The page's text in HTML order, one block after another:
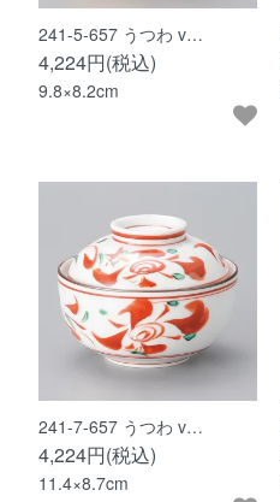
241-5-657 うつわ v…
4,224円(税込)
9.8×8.2cm
241-7-657 うつわ v…
4,224円(税込)
11.4×8.7cm